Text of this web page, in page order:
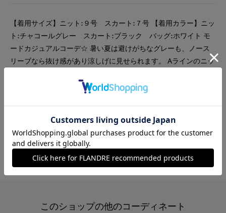
【着用サイズ】ニット:９号 スカート:７号 【着用カラー】ニッ
ト:チャコールグレー スカート:ブラック バッグ:ホワイト モ
ードカジュアルコーデ☆ 暑い夏は避けがちなグレーも、ノース
リーブなら抜け感があり涼しげに見せられます。 Aラインのニッ
#イージーケア #カジュアル #新作 #モード
#骨格ウェーブ #旅行 #おでかけ #接触冷感
このショップの他のコーディネート